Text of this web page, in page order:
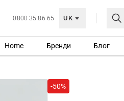
0800 35 86 65 UK
МОЯ
Home Бренди Блог
-50%